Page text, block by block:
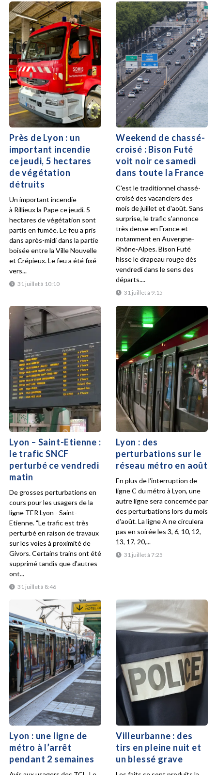
Près de Lyon : un
important incendie
ce jeudi, 5 hectares
de végétation
détruits
31 juillet à 10:10
Un important incendie
à Rillieux la Pape ce jeudi. 5
hectares de végétation sont
partis en fumée. Le feu a pris
dans après-midi dans la partie
boisée entre la Ville Nouvelle
et Crépieux. Le feu a été fixé
vers...
Weekend de chassé-
croisé : Bison Futé
voit noir ce samedi
dans toute la France
31 juillet à 9:15
C'est le traditionnel chassé-
croisé des vacanciers des
mois de juillet et d'août. Sans
surprise, le trafic s'annonce
très dense en France et
notamment en Auvergne-
Rhône-Alpes. Bison Futé
hisse le drapeau rouge dès
vendredi dans le sens des
départs....
Lyon – Saint-Etienne :
le trafic SNCF
perturbé ce vendredi
matin
31 juillet à 8:46
De grosses perturbations en
cours pour les usagers de la
ligne TER Lyon - Saint-
Etienne. "Le trafic est très
perturbé en raison de travaux
sur les voies à proximité de
Givors. Certains trains ont été
supprimé tandis que d'autres
ont...
Lyon : des
perturbations sur le
réseau métro en août
31 juillet à 7:25
En plus de l'interruption de
ligne C du métro à Lyon, une
autre ligne sera concernée par
des perturbations lors du mois
d'août. La ligne A ne circulera
pas en soirée les 3, 6, 10, 12,
13, 17, 20,...
Lyon : une ligne de
métro à l’arrêt
pendant 2 semaines
Villeurbanne : des
tirs en pleine nuit et
un blessé grave